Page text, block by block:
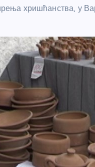
хришћанства, у